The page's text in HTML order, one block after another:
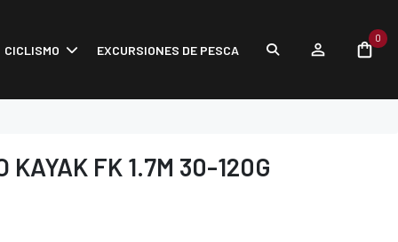
CICLISMO EXCURSIONES DE PESCA
0
KAYAK FK 1.7M 30-120G